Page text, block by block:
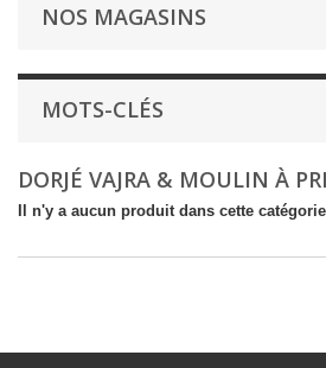
NOS MAGASINS
MOTS-CLÉS
DORJÉ VAJRA & MOULIN À
Il n'y a aucun produit dans cette